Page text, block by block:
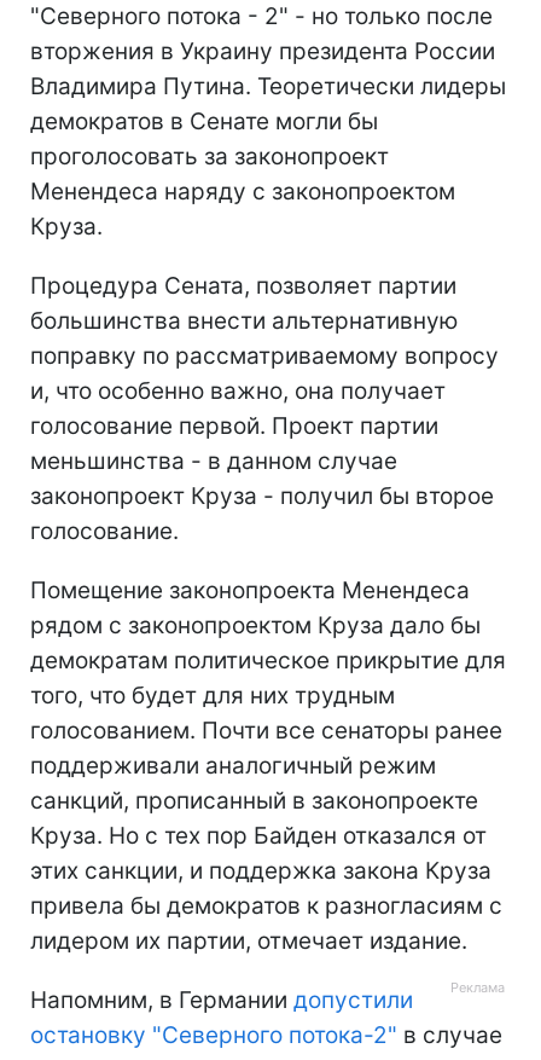
"Северного потока - 2" - но только после
вторжения в Украину президента России
Владимира Путина. Теоретически лидеры
демократов в Сенате могли бы
проголосовать за законопроект
Менендеса наряду с законопроектом
Круза.
Процедура Сената, позволяет партии
большинства внести альтернативную
поправку по рассматриваемому вопросу
и, что особенно важно, она получает
голосование первой. Проект партии
меньшинства - в данном случае
законопроект Круза - получил бы второе
голосование.
Помещение законопроекта Менендеса
рядом с законопроектом Круза дало бы
демократам политическое прикрытие для
того, что будет для них трудным
голосованием. Почти все сенаторы ранее
поддерживали аналогичный режим
санкций, прописанный в законопроекте
Круза. Но с тех пор Байден отказался от
этих санкции, и поддержка закона Круза
привела бы демократов к разногласиям с
лидером их партии, отмечает издание.
Напомним, в Германии допустили
остановку "Северного потока-2" в случае